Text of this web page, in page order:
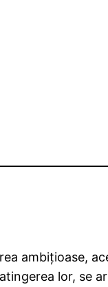
ambiţioase,
lor, se